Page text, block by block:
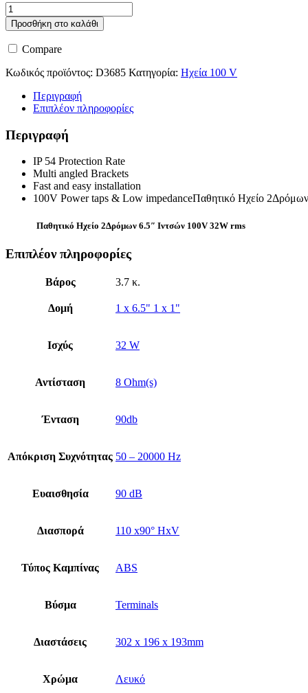
Dap
Audio
EVO
6T
(Ζευγάρι)
ποσότητα
Προσθήκη στο καλάθι
Compare
Κωδικός προϊόντος: D3685 Κατηγορία: Ηχεία 100 V
Περιγραφή
Επιπλέον πληροφορίες
Περιγραφή
IP 54 Protection Rate
Multi angled Brackets
Fast and easy installation
100V Power taps & Low impedanceΠαθητικό Ηχείο
Παθητικό Ηχείο 2Δρόμων 6.5″ Ιντσών 100V 32W rms
Επιπλέον πληροφορίες
Βάρος 3.7 κ.
Δομή 1 x 6.5" 1 x 1"
Ισχύς 32 W
Αντίσταση 8 Ohm(s)
Ένταση 90db
Απόκριση Συχνότητας 50 – 20000 Hz
Ευαισθησία 90 dB
Διασπορά 110 x90° HxV
Τύπος Καμπίνας ABS
Βύσμα Terminals
Διαστάσεις 302 x 196 x 193mm
Χρώμα Λευκό